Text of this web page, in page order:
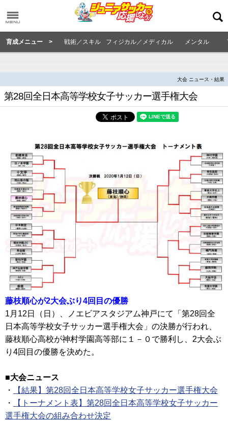
育成メニュー > 戦術／スキル フィジカル／メディカル メンタル
大会 ニュース・結果
第28回全日本高等学校女子サッカー選手権大会
藤枝順心が2大会ぶり4回目の優勝
1月12日（日）、ノエビアスタジアム神戸にて「第28回全
日本高等学校女子サッカー選手権大会」の決勝が行われ、
藤枝順心高校が神村学園高等部に１－０で勝利し、2大会ぶ
り4回目の優勝を決めた。
■大会ニュース
・
【結果】第28回全日本高等学校女子サッカー選手権大会
・
【トーナメント表】第28回全日本高等学校女子サッカー
選手権大会の組み合わせ決定